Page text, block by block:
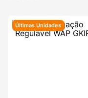
Últimas Unidades